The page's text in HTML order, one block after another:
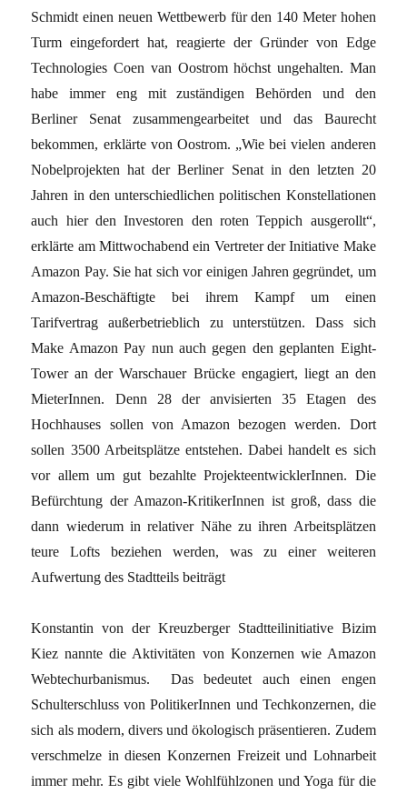
Schmidt einen neuen Wettbewerb für den 140 Meter hohen
Turm eingefordert hat, reagierte der Gründer von Edge
Technologies Coen van Oostrom höchst ungehalten. Man
habe immer eng mit zuständigen Behörden und den
Berliner Senat zusammengearbeitet und das Baurecht
bekommen, erklärte von Oostrom. „Wie bei vielen anderen
Nobelprojekten hat der Berliner Senat in den letzten 20
Jahren in den unterschiedlichen politischen Konstellationen
auch hier den Investoren den roten Teppich ausgerollt“,
erklärte am Mittwochabend ein Vertreter der Initiative Make
Amazon Pay. Sie hat sich vor einigen Jahren gegründet, um
Amazon-Beschäftigte bei ihrem Kampf um einen
Tarifvertrag außerbetrieblich zu unterstützen. Dass sich
Make Amazon Pay nun auch gegen den geplanten Eight-
Tower an der Warschauer Brücke engagiert, liegt an den
MieterInnen. Denn 28 der anvisierten 35 Etagen des
Hochhauses sollen von Amazon bezogen werden. Dort
sollen 3500 Arbeitsplätze entstehen. Dabei handelt es sich
vor allem um gut bezahlte ProjekteentwicklerInnen. Die
Befürchtung der Amazon-KritikerInnen ist groß, dass die
dann wiederum in relativer Nähe zu ihren Arbeitsplätzen
teure Lofts beziehen werden, was zu einer weiteren
Aufwertung des Stadtteils beiträgt
Konstantin von der Kreuzberger Stadtteilinitiative Bizim
Kiez nannte die Aktivitäten von Konzernen wie Amazon
Webtechurbanismus. Das bedeutet auch einen engen
Schulterschluss von PolitikerInnen und Techkonzernen, die
sich als modern, divers und ökologisch präsentieren. Zudem
verschmelze in diesen Konzernen Freizeit und Lohnarbeit
immer mehr. Es gibt viele Wohlfühlzonen und Yoga für die